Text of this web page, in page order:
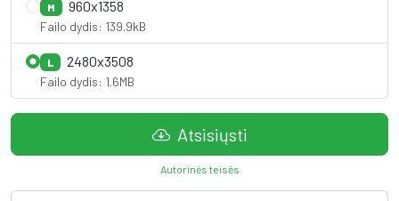
M 960x1358
Failo dydis: 139.9kB
L 2480x3508
Failo dydis: 1.6MB
Atsisiųsti
Autorinės teisės